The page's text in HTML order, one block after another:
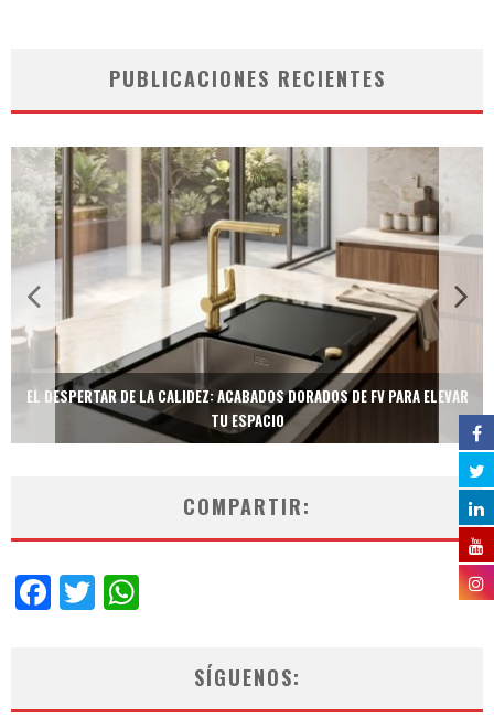
PUBLICACIONES RECIENTES
EL DESPERTAR DE LA CALIDEZ: ACABADOS DORADOS DE FV PARA ELEVAR
TU ESPACIO
COMPARTIR:
Facebook
Twitter
SÍGUENOS: